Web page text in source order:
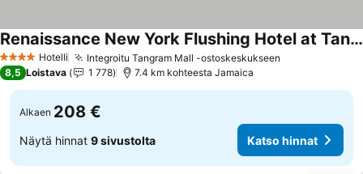
4 Tähtiluokitus
Hotelli Integroitu Tangram Mall -ostoskeskukseen
Renaissance New York Flushing Hotel at Tangram
Katso hinnat
8,5 Loistava 1 778 7.4 km kohteesta Jamaica
Alkaen 208 €
Näytä hinnat 9 sivustolta Katso hinnat